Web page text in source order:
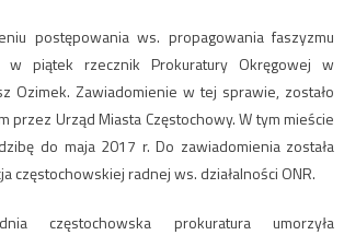
postępowania ws. propagowania faszyzmu
w piątek rzecznik Prokuratury Okręgowej w
Ozimek. Zawiadomienie w tej sprawie, zostało
przez Urząd Miasta Częstochowy. W tym mieście
do maja 2017 r. Do zawiadomienia została
częstochowskiej radnej ws. działalności ONR.
częstochowska prokuratura umorzyła